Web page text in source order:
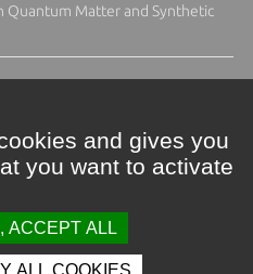
Quantum Matter and Synthetic
and gives you
you want to activate
ACCEPT ALL
ALL COOKIES